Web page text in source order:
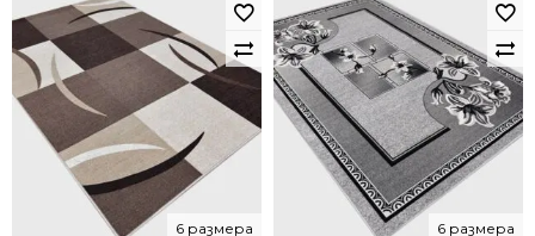
6 размера 6 размера